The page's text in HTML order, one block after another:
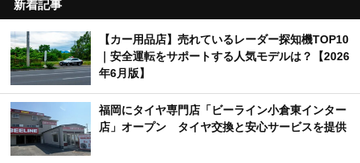
新着記事
【カー用品店】売れているレーダー探知機TOP10
｜安全運転をサポートする人気モデルは？【2026
年6月版】
福岡にタイヤ専門店「ビーライン小倉東インター
店」オープン タイヤ交換と安心サービスを提供